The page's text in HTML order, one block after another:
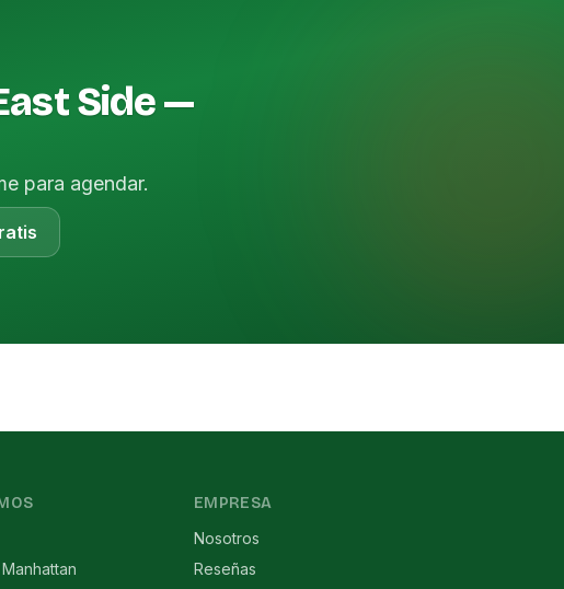
Side —
para agendar.
EMPRESA
Nosotros
Reseñas